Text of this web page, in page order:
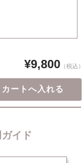
¥9,800 （税込）
イド